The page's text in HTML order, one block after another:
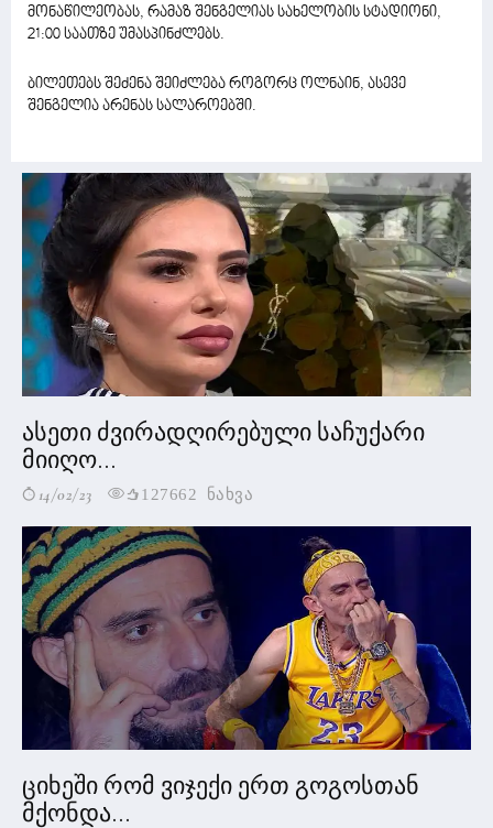
მონაწილეობას, რამაზ შენგელიას სახელობის სტადიონი,
21:00 საათზე უმასპინძლებს.
ბილეთებს შეძენა შეიძლება როგორც ოლნაინ, ასევე
შენგელია არენას სალაროებში.
ასეთი ძვირადღირებული საჩუქარი
მიიღო...
14/02/23 127662 ნახვა
ციხეში რომ ვიჯექი ერთ გოგოსთან
მქონდა...